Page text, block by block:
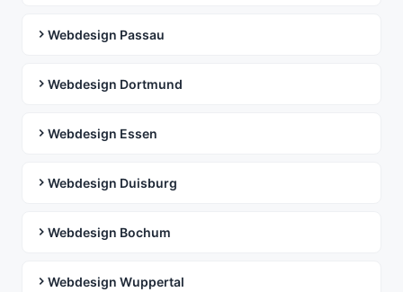
Webdesign Passau
Webdesign Dortmund
Webdesign Essen
Webdesign Duisburg
Webdesign Bochum
Webdesign Wuppertal